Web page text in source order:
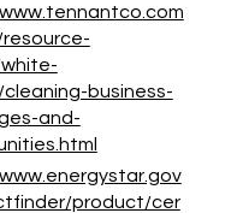
business-
and-
product/cer